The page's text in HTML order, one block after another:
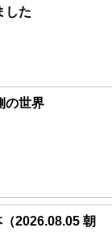
した
の世界
2026.08.05 朝